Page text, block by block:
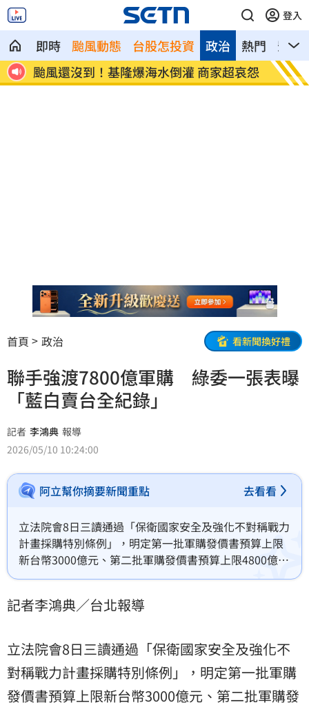
登入
即時 颱風動態 台股怎投資 熱門 影音
政治
怨
颱風假宣布了 明「新竹縣8校」停課不停
班
太陽
首頁 政治 看新聞換好禮
聯手強渡7800億軍購 綠委一張表曝
「藍白賣台全紀錄」
記者 李鴻典 報導
2026/05/10 10:24:00
阿立幫你摘要新聞重點 去看看
立法院會8日三讀通過「保衛國家安全及強化不對稱戰力
計畫採購特別條例」，明定第一批軍購發價書預算上限
新台幣3000億元、第二批軍購發價書預算上限4800億
元，施行時間自公布日施行至122年12月31日止。民進
白賣台全紀錄」，她說，軍購條例遭藍白強行通過7800
記者李鴻典／台北報導
立法院會8日三讀通過「保衛國家安全及強化不
對稱戰力計畫採購特別條例」，明定第一批軍購
發價書預算上限新台幣3000億元、第二批軍購發